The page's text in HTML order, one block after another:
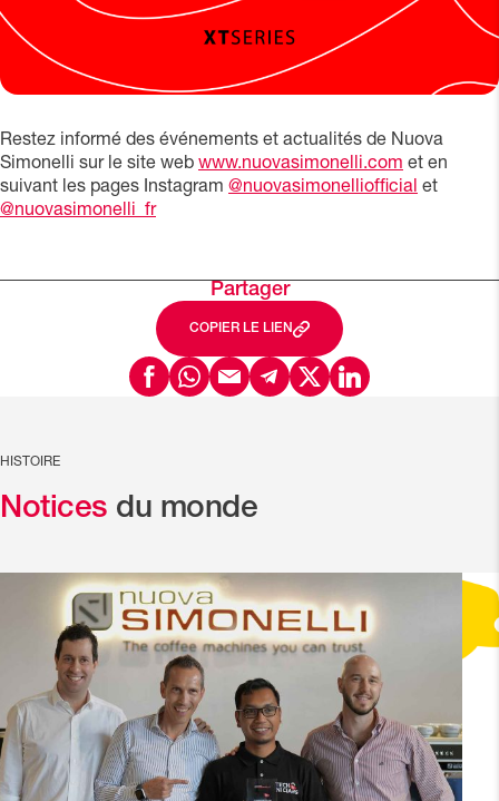
Restez informé des événements et actualités de Nuova
Simonelli sur le site web www.nuovasimonelli.com et en
suivant les pages Instagram @nuovasimonelliofficial et
@nuovasimonelli_fr
Partager
COPIER LE LIEN
HISTOIRE
Notices du monde